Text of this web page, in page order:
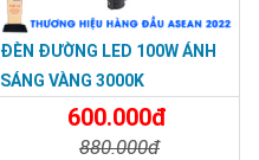
ĐÈN ĐƯỜNG LED 100W ÁNH
SÁNG VÀNG 3000K
600.000đ
880.000đ